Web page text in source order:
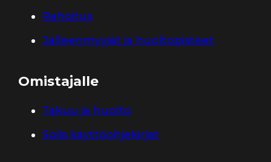
Rahoitus
Jälleenmyyjät ja huoltopisteet
Omistajalle
Takuu ja huolto
Solis käyttöohjekirjat